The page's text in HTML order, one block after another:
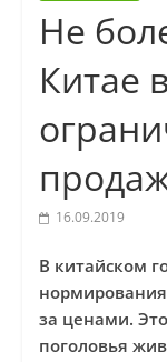
Не
Китае
16.09.2019
В китайском
за ценами.
поголовья